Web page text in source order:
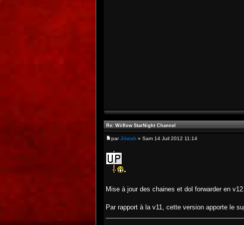
Re: Wiiflow StarNight Channel
parJiiwah » Sam 14 Juil 2012 11:14
Mise à jour des chaines et dol forwarder en v12.
Par rapport à la v11, cette version apporte le